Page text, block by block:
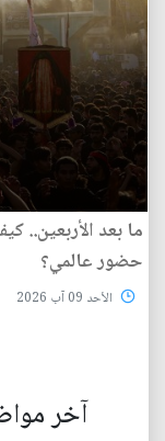
ما بعد الأربعين..
حضور عالمي؟
الأحد 09 آب 2026
آخر